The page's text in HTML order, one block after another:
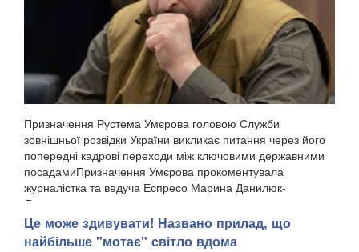
Призначення Рустема Умєрова головою Служби
зовнішньої розвідки України викликає питання через його
попередні кадрові переходи між ключовими державними
посадамиПризначення Умєрова прокоментувала
журналістка та ведуча Еспресо Марина Данилюк-
Ярмолаєва у п...
Це може здивувати! Названо прилад, що
найбільше "мотає" світло вдома